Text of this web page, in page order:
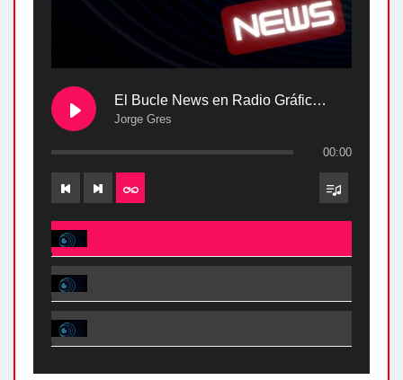
El Bucle News en Radio Gráfica. Bloque 2 . 28.04.24
Jorge Gres
00:00
El Bucle News en Radio Gráfica. Bloque 2 . 28.04.24 - Jorge Gres
El Bucle News en Radio Gráfica. Bloque 1 . 28.04.24 - Jorge Gres
El Bucle News en Radio Gráfica. Bloque 2 . 21.04.24 - Jorge Gres